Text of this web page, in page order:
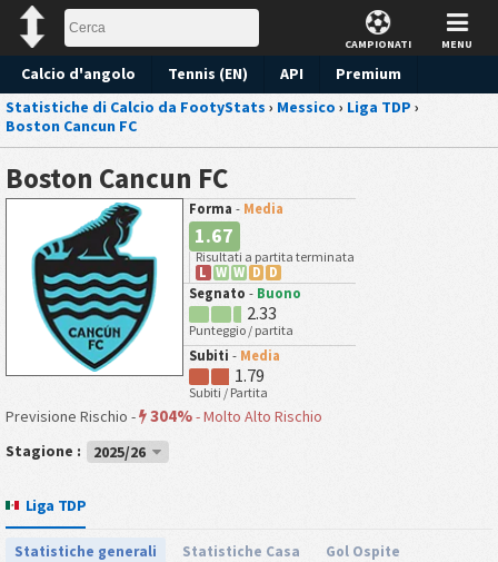
CAMPIONATI MENU
Calcio d'angolo Tennis (EN) API Premium
Pronostico
Statistiche di Calcio da FootyStats › Messico › Liga TDP ›
Boston Cancun FC
Boston Cancun FC
Forma - Media
1.67
Risultati a partita terminata
L W W D D
Segnato - Buono
2.33
Punteggio / partita
Subiti - Media
1.79
Subiti / Partita
Previsione Rischio - 304%-Molto Alto Rischio
Stagione :
2025/26
Liga TDP
Statistiche generali Statistiche Casa Gol Ospite